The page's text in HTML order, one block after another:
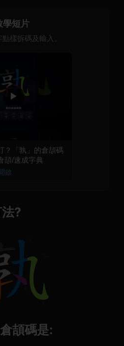
學短片
樣拆碼及輸入。
▶
？「孰」的倉頡碼
頡/速成字典
啟
?
頡碼是: